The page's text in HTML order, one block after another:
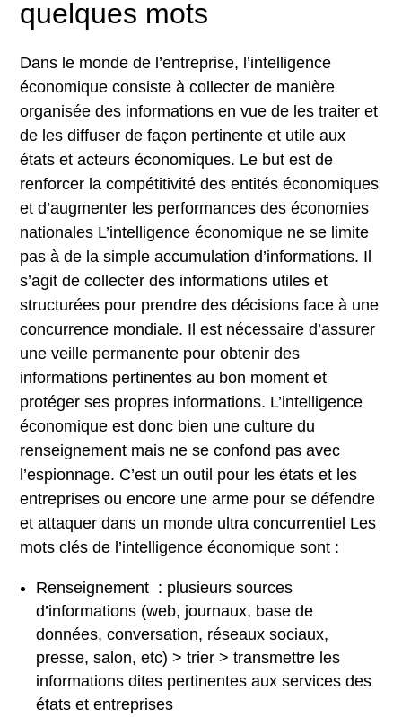
quelques mots
Dans le monde de l’entreprise, l’intelligence
économique consiste à collecter de manière
organisée des informations en vue de les traiter et
de les diffuser de façon pertinente et utile aux
états et acteurs économiques. Le but est de
renforcer la compétitivité des entités économiques
et d’augmenter les performances des économies
nationales L’intelligence économique ne se limite
pas à de la simple accumulation d’informations. Il
s’agit de collecter des informations utiles et
structurées pour prendre des décisions face à une
concurrence mondiale. Il est nécessaire d’assurer
une veille permanente pour obtenir des
informations pertinentes au bon moment et
protéger ses propres informations. L’intelligence
économique est donc bien une culture du
renseignement mais ne se confond pas avec
l’espionnage. C’est un outil pour les états et les
entreprises ou encore une arme pour se défendre
et attaquer dans un monde ultra concurrentiel Les
mots clés de l’intelligence économique sont :
Renseignement : plusieurs sources
d’informations (web, journaux, base de
données, conversation, réseaux sociaux,
presse, salon, etc) > trier > transmettre les
informations dites pertinentes aux services des
états et entreprises